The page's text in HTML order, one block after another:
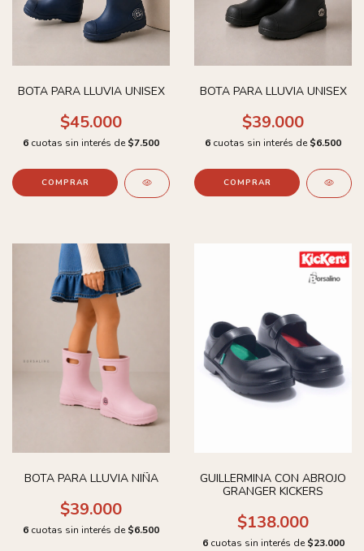
BOTA PARA LLUVIA UNISEX
$45.000
6 cuotas sin interés de $7.500
COMPRAR
BOTA PARA LLUVIA UNISEX
$39.000
6 cuotas sin interés de $6.500
COMPRAR
BOTA PARA LLUVIA NIÑA
$39.000
6 cuotas sin interés de $6.500
GUILLERMINA CON ABROJO
GRANGER KICKERS
$138.000
6 cuotas sin interés de $23.000